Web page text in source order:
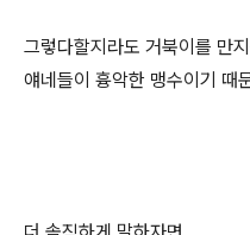
그렇다할지라도 거북이를 만
얘네들이 흉악한 맹수이기 때